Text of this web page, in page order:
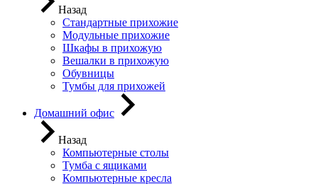
Назад
Стандартные прихожие
Модульные прихожие
Шкафы в прихожую
Вешалки в прихожую
Обувницы
Тумбы для прихожей
Домашний офис
Назад
Компьютерные столы
Тумба с ящиками
Компьютерные кресла